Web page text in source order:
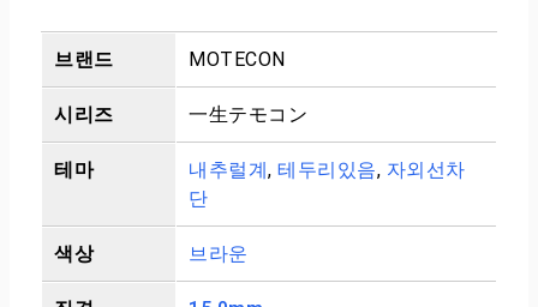
브랜드 MOTECON
시리즈 一生テモコン
테마 내추럴계, 테두리있음, 자외선차
단
색상 브라운